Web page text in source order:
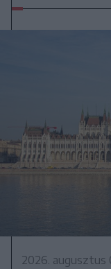
2026. augusztus